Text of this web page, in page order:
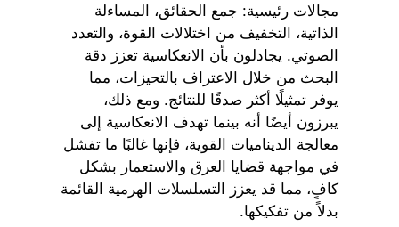
مجالات رئيسية: جمع الحقائق، المساءلة
الذاتية، التخفيف من اختلالات القوة، والتعدد
الصوتي. يجادلون بأن الانعكاسية تعزز دقة
البحث من خلال الاعتراف بالتحيزات، مما
يوفر تمثيلًا أكثر صدقًا للنتائج. ومع ذلك،
يبرزون أيضًا أنه بينما تهدف الانعكاسية إلى
معالجة الديناميات القوية، فإنها غالبًا ما تفشل
في مواجهة قضايا العرق والاستعمار بشكل
كافٍ، مما قد يعزز التسلسلات الهرمية القائمة
بدلاً من تفكيكها.